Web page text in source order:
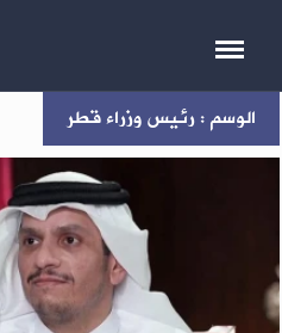
الوسم : رئيس وزراء قطر